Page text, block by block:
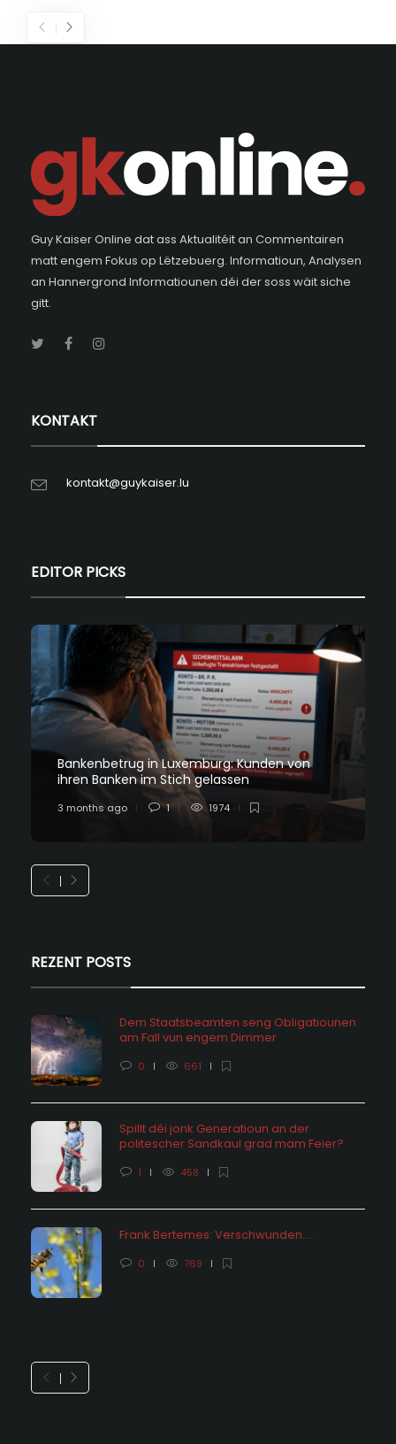
Guy Kaiser Online dat ass Aktualitéit an Commentairen
matt engem Fokus op Lëtzebuerg. Informatioun, Analysen
an Hannergrond Informatiounen déi der soss wäit siche
gitt.
KONTAKT
kontakt@guykaiser.lu
EDITOR PICKS
Bankenbetrug in Luxemburg: Kunden von
ihren Banken im Stich gelassen
3 months ago 1 1974
REZENT POSTS
Dem Staatsbeamten seng Obligatiounen
am Fall vun engem Dimmer
0 661
Spillt déi jonk Generatioun an der
politescher Sandkaul grad mam Feier?
1 458
Frank Bertemes: Verschwunden….
0 769